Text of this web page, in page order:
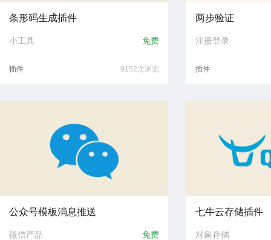
条形码生成插件
免费
小工具
插件 9152次浏览
两步验证
注册登录
插件
公众号模板消息推送
免费
微信产品
七牛云存储插件
对象存储